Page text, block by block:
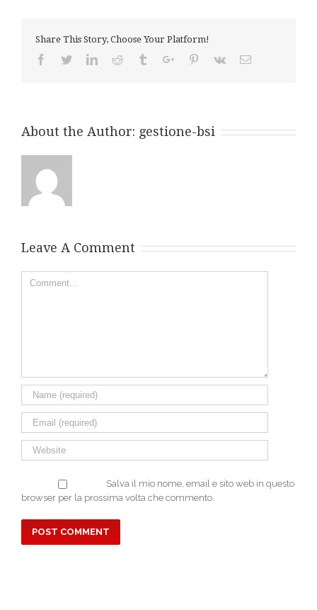
Share This Story, Choose Your Platform!
Facebook
TwitterLinkedinReddit TumblrGoogle+Pinterest
Vk Email
About the Author: gestione-bsi
Leave A Comment
Comment
Salva il mio nome, email e sito web in questo
browser per la prossima volta che commento.